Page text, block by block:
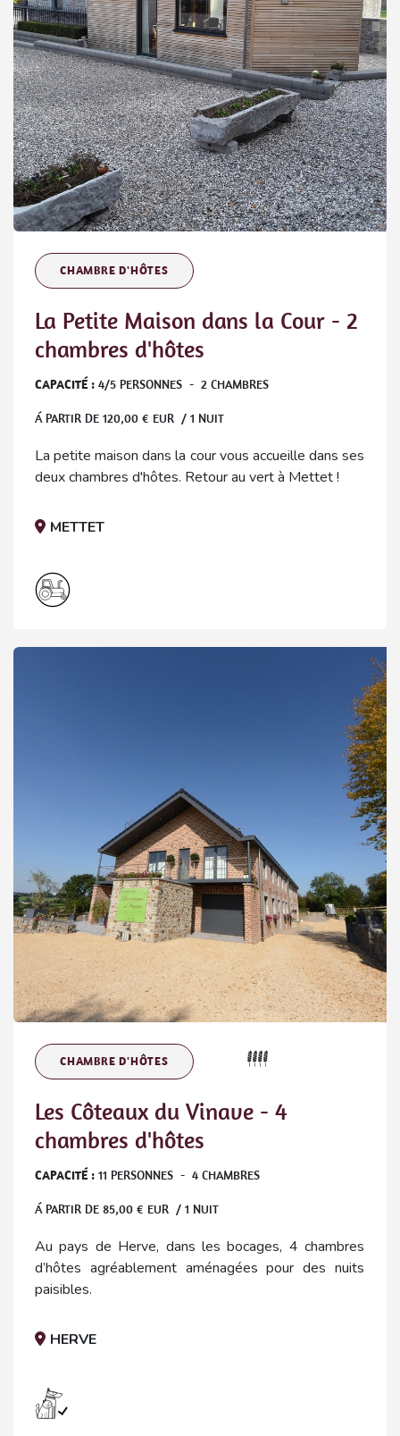
CHAMBRE D'HÔTES
La Petite Maison dans la Cour - 2
chambres d'hôtes
CAPACITÉ : 4/5 PERSONNES - 2 CHAMBRES
Á PARTIR DE 120,00 € EUR / 1 NUIT
La petite maison dans la cour vous accueille dans ses
deux chambres d'hôtes. Retour au vert à Mettet !
METTET
CHAMBRE D'HÔTES
Les Côteaux du Vinave - 4
chambres d'hôtes
CAPACITÉ : 11 PERSONNES - 4 CHAMBRES
Á PARTIR DE 85,00 € EUR / 1 NUIT
Au pays de Herve, dans les bocages, 4 chambres
d’hôtes agréablement aménagées pour des nuits
paisibles.
HERVE